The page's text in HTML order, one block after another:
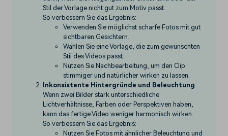
Stil der Vorlage nicht gut zum Motiv passt.
So verbessern Sie das Ergebnis:
Verwenden Sie möglichst scharfe Fotos mit gut
sichtbaren Gesichtern.
Wählen Sie eine Vorlage, die zum gewünschten
Stil des Videos passt.
Nutzen Sie Nachbearbeitung, um den Clip
stimmiger und natürlicher wirken zu lassen.
Inkonsistente Hintergründe und Beleuchtung:
Wenn zwei Bilder stark unterschiedliche
Lichtverhältnisse, Farben oder Perspektiven haben,
kann das fertige Video weniger harmonisch wirken.
So verbessern Sie das Ergebnis:
Nutzen Sie Fotos mit ähnlicher Beleuchtung und